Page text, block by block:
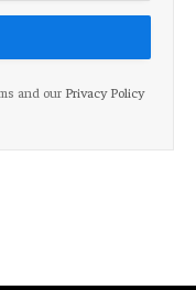
and our Privacy Policy